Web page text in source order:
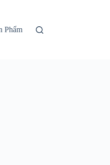
Phẩm